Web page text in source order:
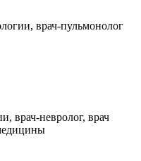
врач-пульмонолог
врач-невролог, врач